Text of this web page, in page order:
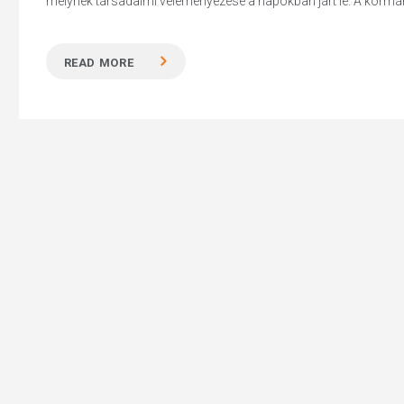
READ MORE